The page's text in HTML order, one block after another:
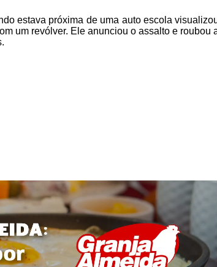
estava próxima de uma auto escola
um revólver. Ele anunciou o assalto e roubou